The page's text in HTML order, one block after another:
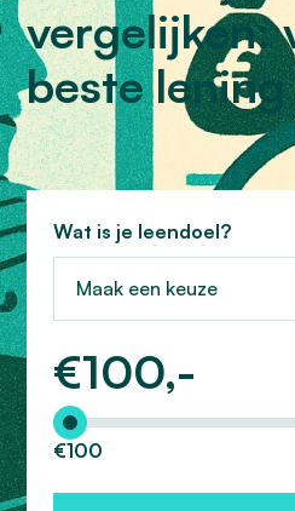
vergelijken:
beste
Wat is je leendoel?
Maak een keuze
€100,-
Hoeveel wilt u lenen?
€100